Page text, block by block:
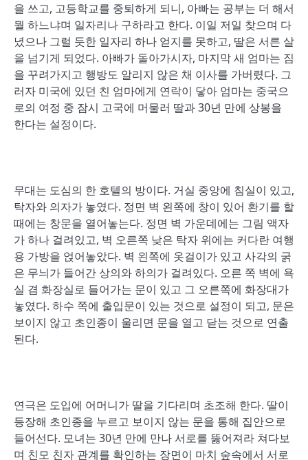
을 쓰고, 고등학교를 중퇴하게 되니, 아빠는 공부는 더 해서
뭘 하느냐며 일자리나 구하라고 한다. 이일 저일 찾으며 다
녔으나 그럴 듯한 일자리 하나 얻지를 못하고, 딸은 서른 살
을 넘기게 되었다. 아빠가 돌아가시자, 마지막 새 엄마는 짐
을 꾸려가지고 행방도 알리지 않은 채 이사를 가버렸다. 그
러자 미국에 있던 친 엄마에게 연락이 닿아 엄마는 중국으
로의 여정 중 잠시 고국에 머물러 딸과 30년 만에 상봉을
한다는 설정이다.
무대는 도심의 한 호텔의 방이다. 거실 중앙에 침실이 있고,
탁자와 의자가 놓였다. 정면 벽 왼쪽에 창이 있어 환기를 할
때에는 창문을 열어놓는다. 정면 벽 가운데에는 그림 액자
가 하나 걸려있고, 벽 오른쪽 낮은 탁자 위에는 커다란 여행
용 가방을 얹어놓았다. 벽 왼쪽에 옷걸이가 있고 사각의 굵
은 무늬가 들어간 상의와 하의가 걸려있다. 오른 쪽 벽에 욕
실 겸 화장실로 들어가는 문이 있고 그 오른쪽에 화장대가
놓였다. 하수 쪽에 출입문이 있는 것으로 설정이 되고, 문은
보이지 않고 초인종이 울리면 문을 열고 닫는 것으로 연출
된다.
연극은 도입에 어머니가 딸을 기다리며 초조해 한다. 딸이
등장해 초인종을 누르고 보이지 않는 문을 통해 집안으로
들어선다. 모녀는 30년 만에 만나 서로를 뚫어져라 쳐다보
며 친모 친자 관계를 확인하는 장면이 마치 숲속에서 서로